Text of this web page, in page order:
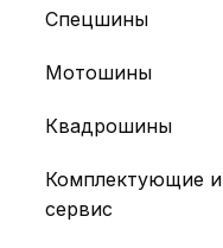
Спецшины
Мотошины
Квадрошины
Комплектующие и
сервис